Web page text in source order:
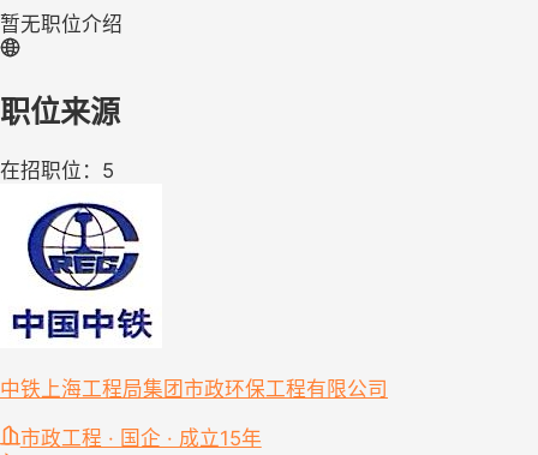
暂无职位介绍
职位来源
在招职位：5
中铁上海工程局集团市政环保工程有限公司
市政工程 · 国企 · 成立15年